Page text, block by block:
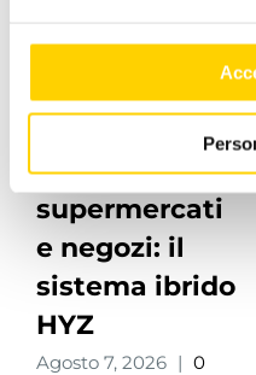
per
supermercati
e negozi: il
sistema ibrido
HYZ
Agosto 7, 2026 | 0